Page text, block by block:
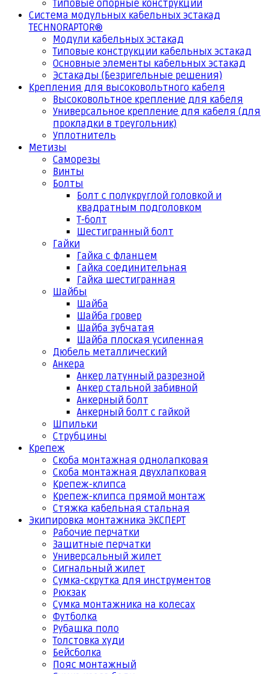
Типовые опорные конструкции
Система модульных кабельных эстакад
TECHNORAPTOR®
Модули кабельных эстакад
Типовые конструкции кабельных эстакад
Основные элементы кабельных эстакад
Эстакады (Безригельные решения)
Крепления для высоковольтного кабеля
Высоковольтное крепление для кабеля
Универсальное крепление для кабеля (для
прокладки в треугольник)
Уплотнитель
Метизы
Саморезы
Винты
Болты
Болт с полукруглой головкой и
квадратным подголовком
Т-болт
Шестигранный болт
Гайки
Гайка с фланцем
Гайка соединительная
Гайка шестигранная
Шайбы
Шайба
Шайба гровер
Шайба зубчатая
Шайба плоская усиленная
Дюбель металлический
Анкера
Анкер латунный разрезной
Анкер стальной забивной
Анкерный болт
Анкерный болт с гайкой
Шпильки
Струбцины
Крепеж
Скоба монтажная однолапковая
Скоба монтажная двухлапковая
Крепеж-клипса
Крепеж-клипса прямой монтаж
Стяжка кабельная стальная
Экипировка монтажника ЭКСПЕРТ
Рабочие перчатки
Защитные перчатки
Универсальный жилет
Сигнальный жилет
Сумка-скрутка для инструментов
Рюкзак
Сумка монтажника на колесах
Футболка
Рубашка поло
Толстовка худи
Бейсболка
Пояс монтажный